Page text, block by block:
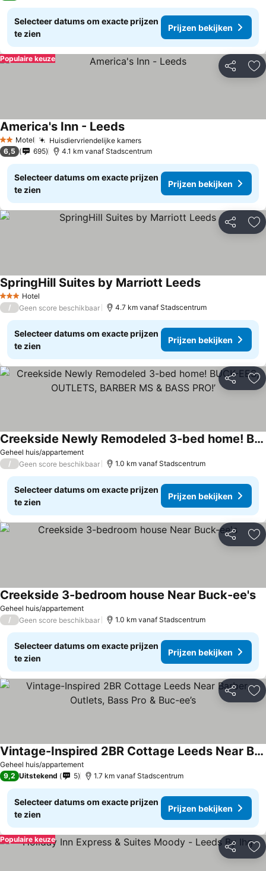
Selecteer datums om exacte prijzen
te zien
Prijzen bekijken
Delen
Populaire keuze
2 Sterren
Motel Huisdiervriendelijke kamers
America's Inn - Leeds
6,5 695 4.1 km vanaf Stadscentrum
Selecteer datums om exacte prijzen
te zien
Prijzen bekijken
Delen
3 SterrenHotel
SpringHill Suites by Marriott Leeds
/ Geen score beschikbaar 4.7 km vanaf Stadscentrum
Selecteer datums om exacte prijzen
te zien
Prijzen bekijken
Delen
Geheel huis/appartement
Creekside Newly Remodeled 3-bed home! BUCK-EES, OUTLETS, BARBER MS & BASS PRO!’
/ Geen score beschikbaar 1.0 km vanaf Stadscentrum
Selecteer datums om exacte prijzen
te zien
Prijzen bekijken
Delen
Geheel huis/appartement
Creekside 3-bedroom house Near Buck-ee's
/ Geen score beschikbaar 1.0 km vanaf Stadscentrum
Selecteer datums om exacte prijzen
te zien
Prijzen bekijken
Delen
Geheel huis/appartement
Vintage-Inspired 2BR Cottage Leeds Near Barber, Outlets, Bass Pro & Buc-ee’s
9,2 Uitstekend 5 1.7 km vanaf Stadscentrum
Selecteer datums om exacte prijzen
te zien
Prijzen bekijken
Delen
Populaire keuze